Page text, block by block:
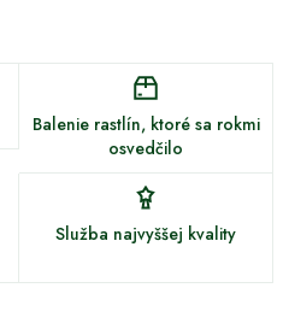
Balenie rastlín, ktoré sa rokmi
osvedčilo
Služba najvyššej kvality